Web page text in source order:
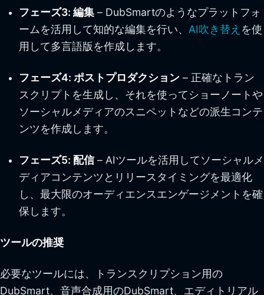
フェーズ3: 編集 – DubSmartのようなプラットフォ
ームを活用して知的な編集を行い、 AI吹き替え を使
用して多言語版を作成します。
フェーズ4: ポストプロダクション – 正確なトラン
スクリプトを生成し、それを使ってショーノートや
ソーシャルメディアのスニペットなどの派生コンテ
ンツを作成します。
フェーズ5: 配信– AIツールを活用してソーシャルメ
ディアコンテンツとリリースタイミングを最適化
し、最大限のオーディエンスエンゲージメントを確
保します。
ツールの推奨
必要なツールには、トランスクリプション用の
DubSmart、音声合成用のDubSmart、エディトリアル